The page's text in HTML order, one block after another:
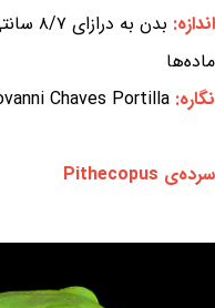
اندازه:
ماده‌ها
نگاره: Chaves Portilla
سرده‌ی Pithecopus